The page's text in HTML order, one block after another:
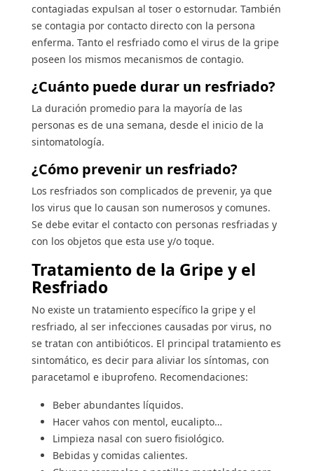
contagiadas expulsan al toser o estornudar. También
se contagia por contacto directo con la persona
enferma. Tanto el resfriado como el virus de la gripe
poseen los mismos mecanismos de contagio.
¿Cuánto puede durar un resfriado?
La duración promedio para la mayoría de las
personas es de una semana, desde el inicio de la
sintomatología.
¿Cómo prevenir un resfriado?
Los resfriados son complicados de prevenir, ya que
los virus que lo causan son numerosos y comunes.
Se debe evitar el contacto con personas resfriadas y
con los objetos que esta use y/o toque.
Tratamiento de la Gripe y el
Resfriado
No existe un tratamiento específico la gripe y el
resfriado, al ser infecciones causadas por virus, no
se tratan con antibióticos. El principal tratamiento es
sintomático, es decir para aliviar los síntomas, con
paracetamol e ibuprofeno. Recomendaciones:
Beber abundantes líquidos.
Hacer vahos con mentol, eucalipto…
Limpieza nasal con suero fisiológico.
Bebidas y comidas calientes.